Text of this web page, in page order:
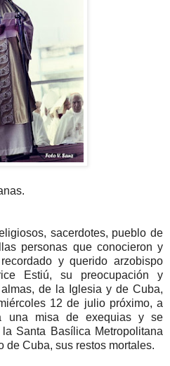
sacerdotes, pueblo de
personas que conocieron y
y querido arzobispo
Estiú, su preocupación y
de la Iglesia y de Cuba,
12 de julio próximo, a
una misa de exequias y se
Santa Basílica Metropolitana
de Cuba, sus restos mortales.